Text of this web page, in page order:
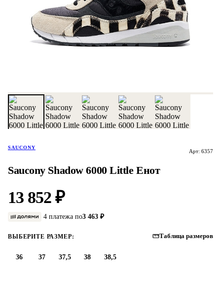
SAUCONY
Арт: 6357
Saucony Shadow 6000 Little Енот
13 852 ₽
4 платежа по3 463 ₽
ВЫБЕРИТЕ РАЗМЕР: Таблица размеров
36 37 37,5 38 38,5